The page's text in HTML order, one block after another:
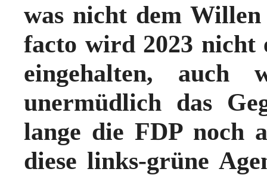
was nicht dem
facto wird 2023 nicht
eingehalten, auch
unermüdlich das
lange die FDP noch
diese links-grüne